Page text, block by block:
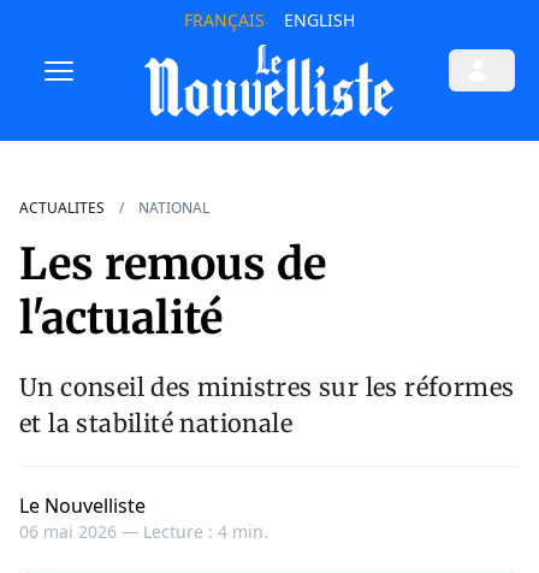
FRANÇAIS ENGLISH
ACTUALITES NATIONAL
Les remous de
l'actualité
Un conseil des ministres sur les réformes
et la stabilité nationale
Le Nouvelliste
06 mai 2026 — Lecture : 4 min.